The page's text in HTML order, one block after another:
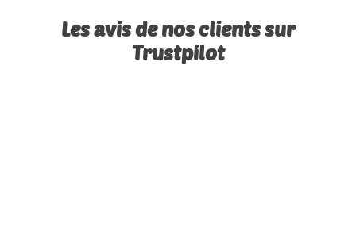
Les avis de nos clients sur
Trustpilot